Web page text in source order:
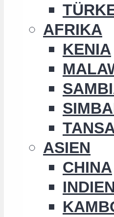
AFRIKA
KENIA
ASIEN
CHINA
INDIEN